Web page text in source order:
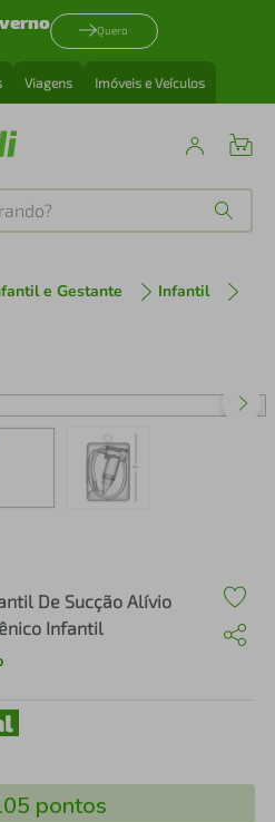
Quero
Viagens Imóveis e Veículos
e Gestante Infantil
De Sucção Alívio
Infantil
pontos